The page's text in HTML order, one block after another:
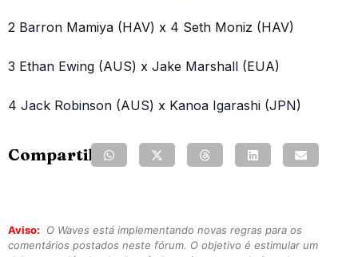
2 Barron Mamiya (HAV) x 4 Seth Moniz (HAV)
3 Ethan Ewing (AUS) x Jake Marshall (EUA)
4 Jack Robinson (AUS) x Kanoa Igarashi (JPN)
Compartilhe:
Aviso:
O Waves está implementando novas regras para os
comentários postados neste fórum. O objetivo é estimular um